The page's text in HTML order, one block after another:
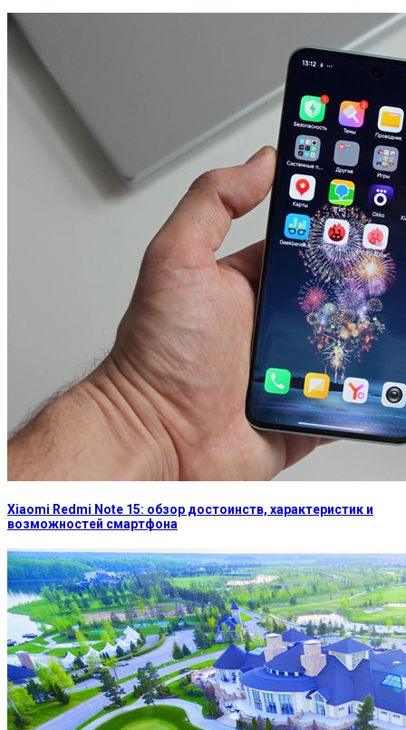
Xiaomi Redmi Note 15: обзор достоинств, характеристик и
возможностей смартфона